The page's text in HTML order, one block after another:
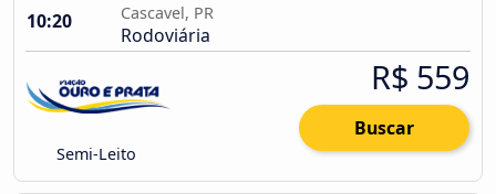
10:20
Cascavel, PR
Rodoviária
Semi-Leito
R$ 559
Buscar